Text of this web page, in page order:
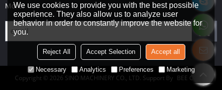
More!
Copyright © 2026 SINO MACHINERY CO., LTD. Support By BEE Cloud
We use cookies to provide you with the best possible
experience. They also allow us to analyze user
behavior in order to constantly improve the website for
you.
Reject All Accept Selection Accept all
Necessary Analytics Preferences Marketing